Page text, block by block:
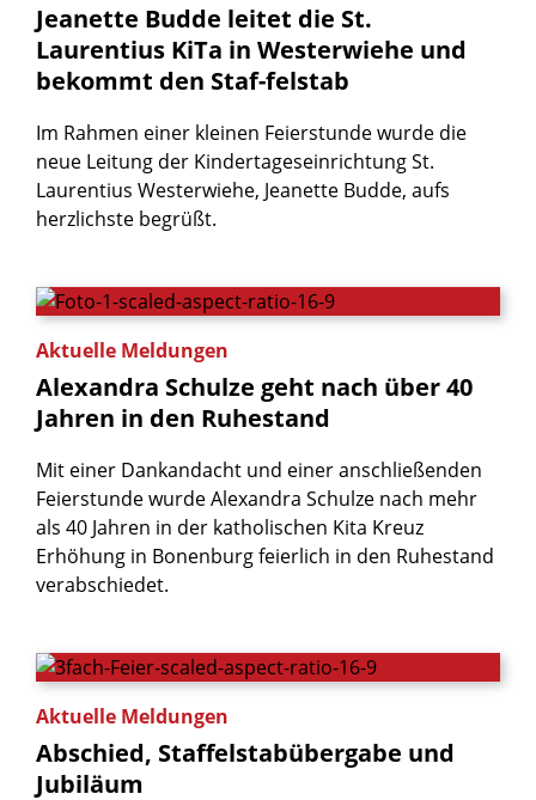
Jeanette Budde leitet die St.
Laurentius KiTa in Westerwiehe und
bekommt den Staf-felstab
Im Rahmen einer kleinen Feierstunde wurde die
neue Leitung der Kindertageseinrichtung St.
Laurentius Westerwiehe, Jeanette Budde, aufs
herzlichste begrüßt.
Aktuelle Meldungen
Alexandra Schulze geht nach über40
Jahren in den Ruhestand
Mit einer Dankandacht und einer anschließenden
Feierstunde wurde Alexandra Schulze nach mehr
als 40 Jahren in der katholischen Kita Kreuz
Erhöhung in Bonenburg feierlich in den Ruhestand
verabschiedet.
Aktuelle Meldungen
Abschied, Staffelstabübergabe und
Jubiläum